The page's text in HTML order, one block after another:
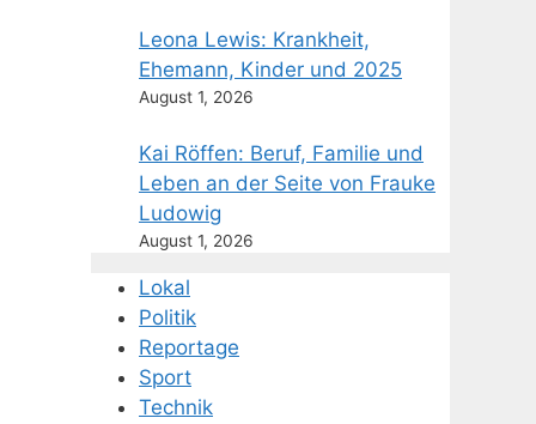
Leona Lewis: Krankheit,
Ehemann, Kinder und 2025
August 1, 2026
Kai Röffen: Beruf, Familie und
Leben an der Seite von Frauke
Ludowig
August 1, 2026
Lokal
Politik
Reportage
Sport
Technik